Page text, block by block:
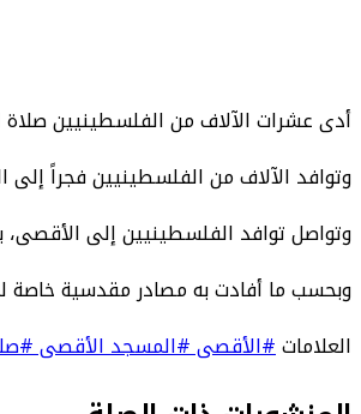
أدى عشرات الآلاف من الفلسطينيين صلاة
وتوافد الآلاف من الفلسطينيين فجراً
وتواصل توافد الفلسطينيين إلى الأقصى،
وبحسب ما أفادت به مصادر مقدسية خاصة
العلامات#الأقصى#المسجد الأقصى